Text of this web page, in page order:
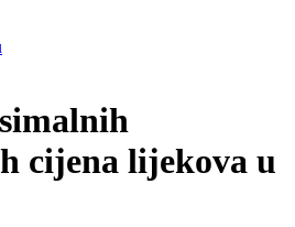
cijena lijekova u